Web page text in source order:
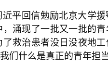
平回信勉励北京大学援
涌现了一批又一批的青
救治患者没日没夜地
们什么是真正的青年担当